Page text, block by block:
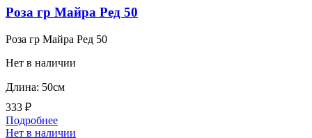
Роза гр Майра Ред 50
Роза гр Майра Ред 50
Нет в наличии
Длина: 50см
333 ₽
Подробнее
Нет в наличии